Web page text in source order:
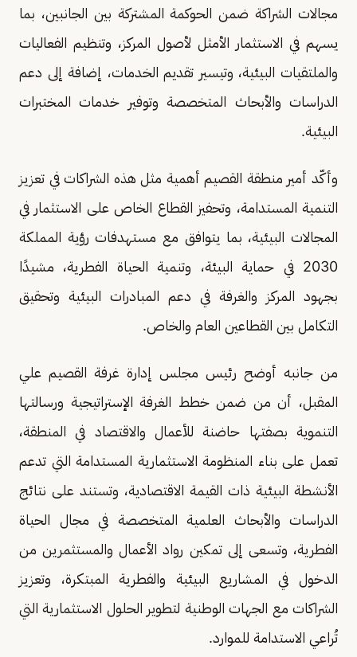
مجالات الشراكة ضمن الحوكمة المشتركة بين الجانبين، بما
يسهم في الاستثمار الأمثل لأصول المركز، وتنظيم الفعاليات
والملتقيات البيئية، وتيسير تقديم الخدمات، إضافة إلى دعم
الدراسات والأبحاث المتخصصة وتوفير خدمات المختبرات
البيئية.
وأكّد أمير منطقة القصيم أهمية مثل هذه الشراكات في تعزيز
التنمية المستدامة، وتحفيز القطاع الخاص على الاستثمار في
المجالات البيئية، بما يتوافق مع مستهدفات رؤية المملكة
2030 في حماية البيئة، وتنمية الحياة الفطرية، مشيدًا
بجهود المركز والغرفة في دعم المبادرات البيئية وتحقيق
التكامل بين القطاعين العام والخاص.
من جانبه أوضح رئيس مجلس إدارة غرفة القصيم علي
المقبل، أن من ضمن خطط الغرفة الإستراتيجية ورسالتها
التنموية بصفتها حاضنة للأعمال والاقتصاد في المنطقة،
تعمل على بناء المنظومة الاستثمارية المستدامة التي تدعم
الأنشطة البيئية ذات القيمة الاقتصادية، وتستند على نتائج
الدراسات والأبحاث العلمية المتخصصة في مجال الحياة
الفطرية، وتسعى إلى تمكين رواد الأعمال والمستثمرين من
الدخول في المشاريع البيئية والفطرية المبتكرة، وتعزيز
الشراكات مع الجهات الوطنية لتطوير الحلول الاستثمارية التي
تُراعي الاستدامة للموارد.